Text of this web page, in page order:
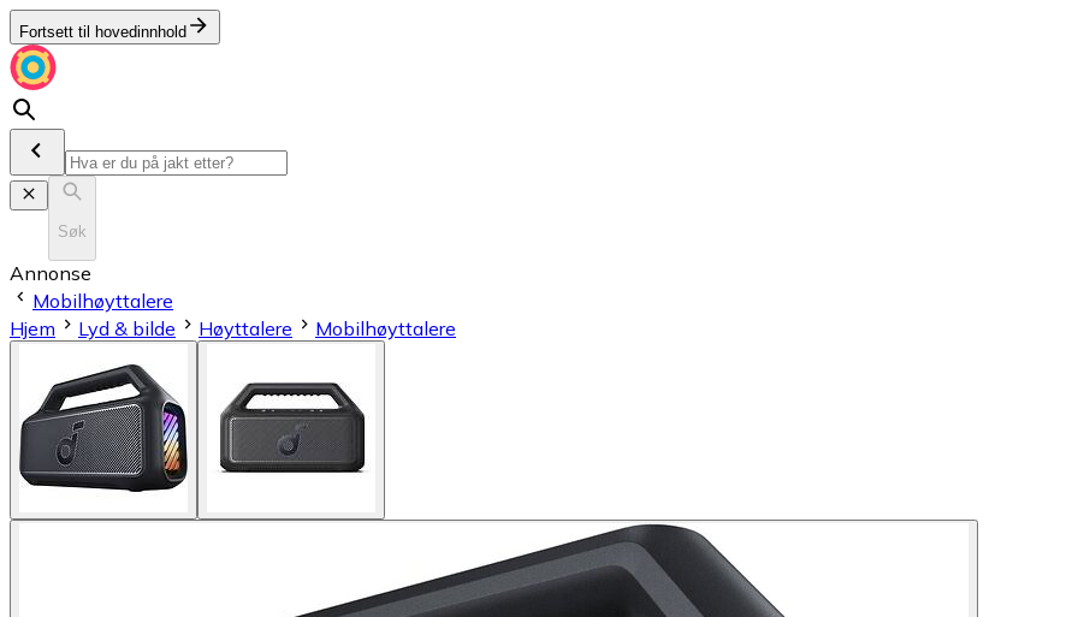
Fortsett til hovedinnhold
Søk
Annonse
Mobilhøyttalere
Hjem
Lyd & bilde Høyttalere Mobilhøyttalere